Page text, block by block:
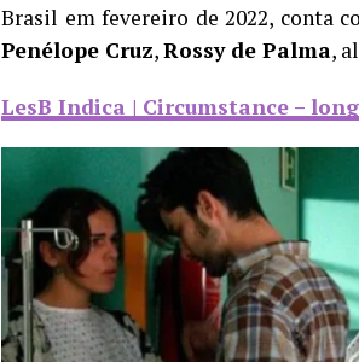
Brasil em fevereiro de 2022, conta
Penélope Cruz,Rossy de Palma,
LesB Indica | Circumstance –